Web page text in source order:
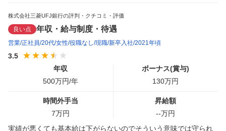
株式会社三菱UFJ銀行の評判・クチコミ・評価
良い点 年収・給与制度・待遇
営業 正社員 20代 女性 役職なし 現職 新卒入社 2021年頃
3.5
年収
500万円/年
ボーナス(賞与)
130万円
時間外手当
7万円
昇給額
--万円
実績が悪くても基本給は下がらないのでそういう意味では守られ